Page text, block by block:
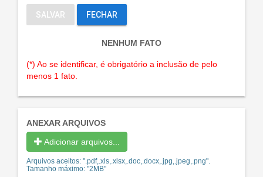
SALVAR FECHAR
NENHUM FATO
(*) Ao se identificar, é obrigatório a inclusão de pelo
menos 1 fato.
ANEXAR ARQUIVOS
Adicionar arquivos...
Arquivos aceitos: ".pdf,.xls,.xlsx,.doc,.docx,.jpg,.jpeg,.png".
Tamanho máximo: "2MB"